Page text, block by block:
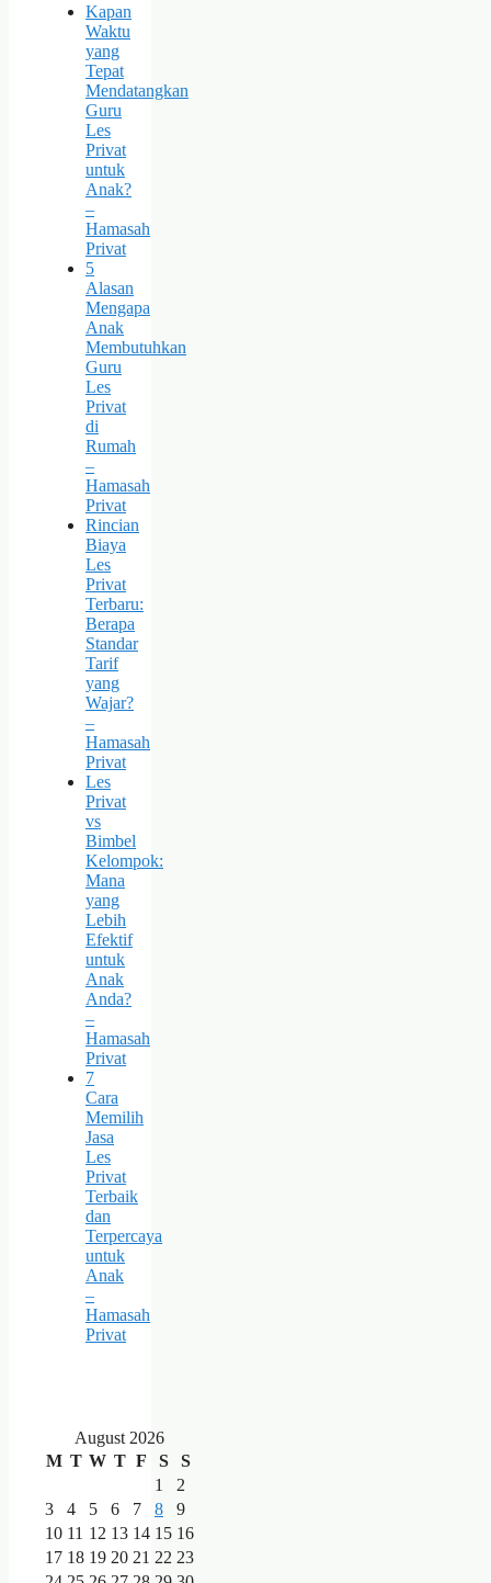
Kapan
Waktu
yang
Tepat
Mendatangkan
Guru
Les
Privat
untuk
Anak?
–
Hamasah
Privat
5
Alasan
Mengapa
Anak
Membutuhkan
Guru
Les
Privat
di
Rumah
–
Hamasah
Privat
Rincian
Biaya
Les
Privat
Terbaru:
Berapa
Standar
Tarif
yang
Wajar?
–
Hamasah
Privat
Les
Privat
vs
Bimbel
Kelompok:
Mana
yang
Lebih
Efektif
untuk
Anak
Anda?
–
Hamasah
Privat
7
Cara
Memilih
Jasa
Les
Privat
Terbaik
dan
Terpercaya
untuk
Anak
–
Hamasah
Privat
August 2026
M T W T F S
S
1
2
3
4 5 6 7 8
9
10 11 12 13 14 15 16
17 18 19 20 21 22 23